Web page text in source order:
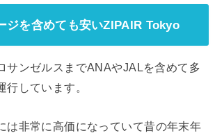
ジを含めても安いZIPAIR Tokyo
サンゼルスまでANAやJALを含めて多
行しています。
は非常に高価になっていて昔の年末年